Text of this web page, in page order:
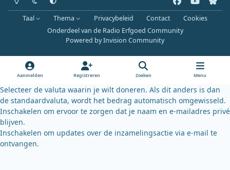
a
c
e
o
k
o
u
b
l
u
k
y
Taal Thema Privacybeleid Contact
Cookies
Onderdeel van de Radio Erfgoed Community
Powered byInvision Community
Aanmelden Registreren Zoeken Menu
Selecteer de valuta waarin je wilt doneren. Als dit anders is dan
de standaardvaluta, wordt het bedrag automatisch omgewisseld.
Inschakelen om ervoor te zorgen dat je naam en e-mailadres privé
blijven.
Inschakelen om updates over de inzamelingsactie via e-mail te
ontvangen.